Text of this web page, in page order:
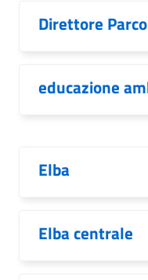
Direttore Parco
educazione
Elba
Elba centrale